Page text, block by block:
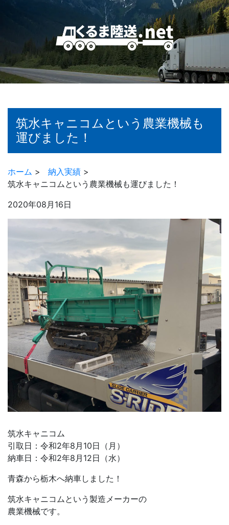
筑水キャニコムという農業機械も
運びました！
ホーム > 納入実績 >
筑水キャニコムという農業機械も運びました！
2020年08月16日
筑水キャニコム
引取日：令和2年8月10日（月）
納車日：令和2年8月12日（水）
青森から栃木へ納車しました！
筑水キャニコムという製造メーカーの
農業機械です。